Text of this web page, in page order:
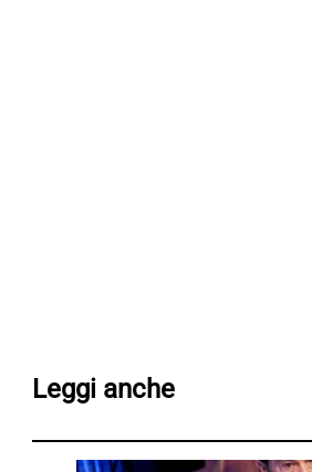
Leggi anche